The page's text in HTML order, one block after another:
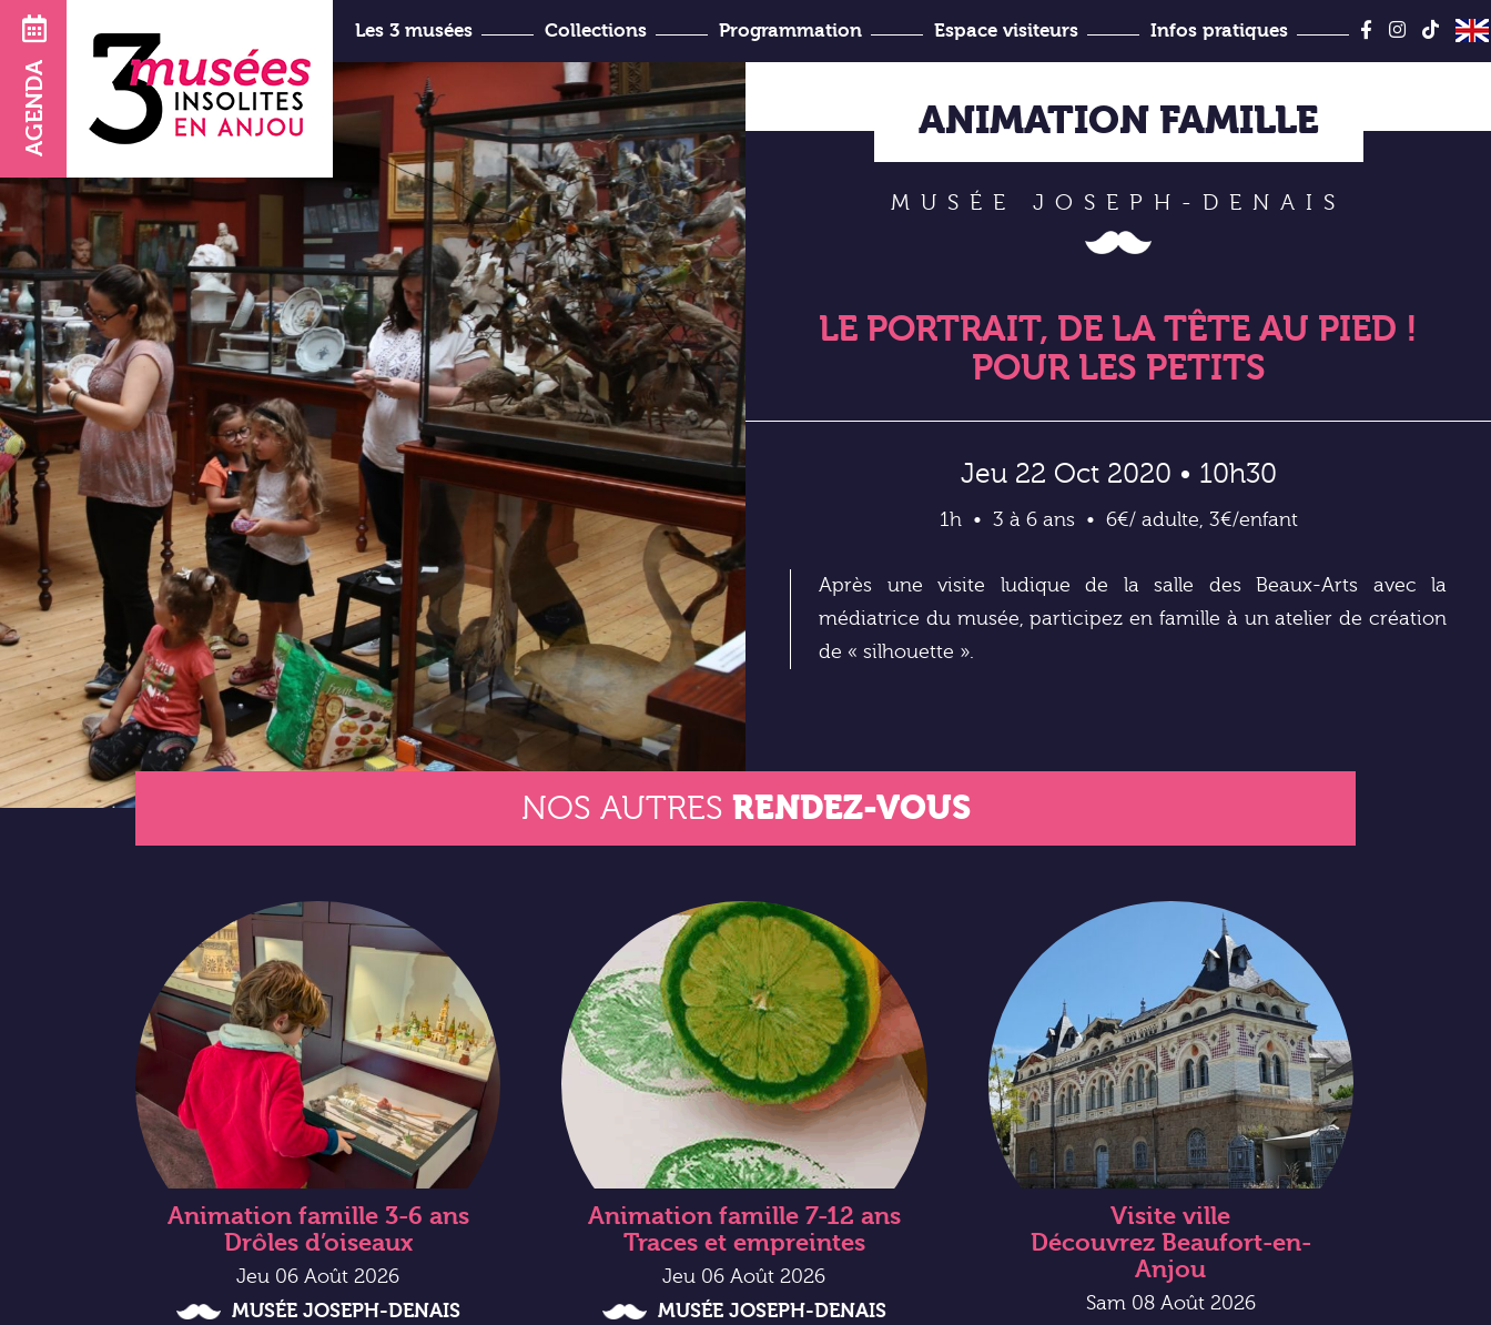
AGENDA
au
Les 3 musées
d’Art et d’Histoire Joseph-Denais
Collections Programmation Espace visiteurs Infos pratiques
horaires venir ?
ANIMATION FAMILLE
MUSÉE JOSEPH-DENAIS
LE PORTRAIT, DE LA TÊTE AU PIED !
POUR LES PETITS
Jeu 22 Oct 2020 • 10h30
1h 3 à 6 ans 6€/ adulte, 3€/enfant
Après une visite ludique de la salle des Beaux-Arts avec la
médiatrice du musée, participez en famille à un atelier de création
de « silhouette ».
NOS AUTRES RENDEZ-VOUS
Animation famille 3-6 ans
Drôles d’oiseaux
Jeu 06 Août 2026
MUSÉE JOSEPH-DENAIS
Animation famille 7-12 ans
Traces et empreintes
Jeu 06 Août 2026
MUSÉE JOSEPH-DENAIS
Visite ville
Découvrez Beaufort-en-
Anjou
Sam 08 Août 2026